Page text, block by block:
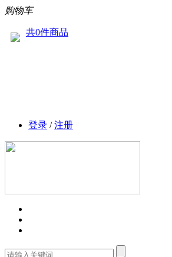
购物车
共0件商品
登录 /注册